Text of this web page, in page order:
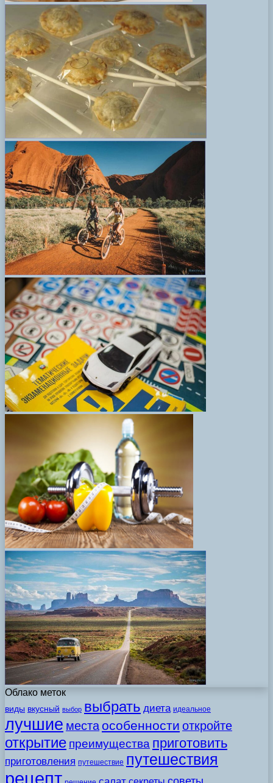
Облако меток
виды вкусный выбор выбрать диета идеальное
лучшие места особенности откройте
открытие преимущества приготовить
приготовления путешествие путешествия
рецепт